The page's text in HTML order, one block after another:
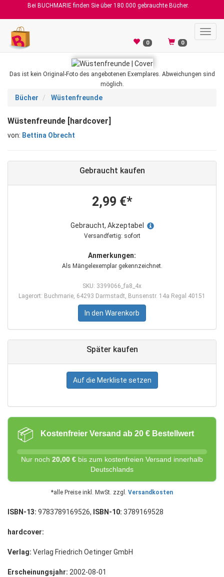
Bei BUCHMARIE finden Sie über 180.000 gebrauchte Bücher.
0 0
Das ist kein Original-Foto des angebotenen Exemplares. Abweichungen sind
möglich.
Bücher Wüstenfreunde
Wüstenfreunde [hardcover]
von: Bettina Obrecht
Gebraucht kaufen
2,99 €*
Gebraucht, Akzeptabel
Versandfertig: sofort
Anmerkungen:
Als Mängelexemplar gekennzeichnet.
SKU: 3399066_fa8_4x
Lagerort: Buchmarie, 64293 Darmstadt, Bunsenstr. 14a Regal 40151
In den Warenkorb
Später kaufen
Auf die Merkliste setzen
📦 Kostenfreier Versand ab 20 € Bestellwert
Nur noch 20,00 € bis zum kostenfreien Versand innerhalb
Deutschlands
*alle Preise inkl. MwSt. zzgl. Versandkosten
ISBN-13: 9783789169526, ISBN-10: 3789169528
hardcover:
Verlag: Verlag Friedrich Oetinger GmbH
Erscheinungsjahr: 2002-08-01